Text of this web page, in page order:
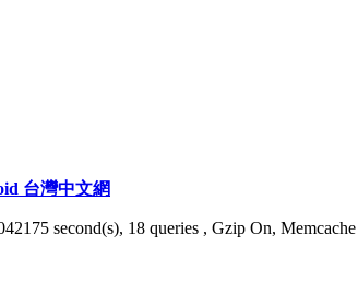
台灣中文網
second(s), 18 queries , Gzip On,